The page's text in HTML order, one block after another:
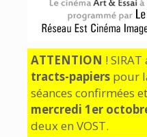
ATTENTION !
tracts-papiers pour
séances confirmées
mercredi 1er
deux en VOST.